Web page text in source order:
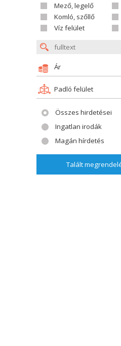
Mező, legelő
Komló, szőllő
Víz felület
Ár
Padló felület
Összes hirdetései
Ingatlan irodák
Magán hírdetés
Talált